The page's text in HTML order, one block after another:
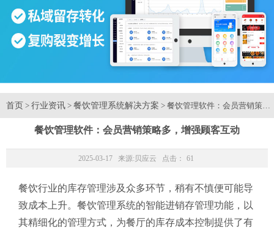
首页 > 行业资讯 > 餐饮管理系统解决方案 > 餐饮管理软件：会员营销策略
餐饮管理软件：会员营销策略多，增强顾客互动
2025-03-17 来源: 贝应云 点击： 61
餐饮行业的库存管理涉及众多环节，稍有不慎便可能导
致成本上升。餐饮管理系统的智能进销存管理功能，以
其精细化的管理方式，为餐厅的库存成本控制提供了有